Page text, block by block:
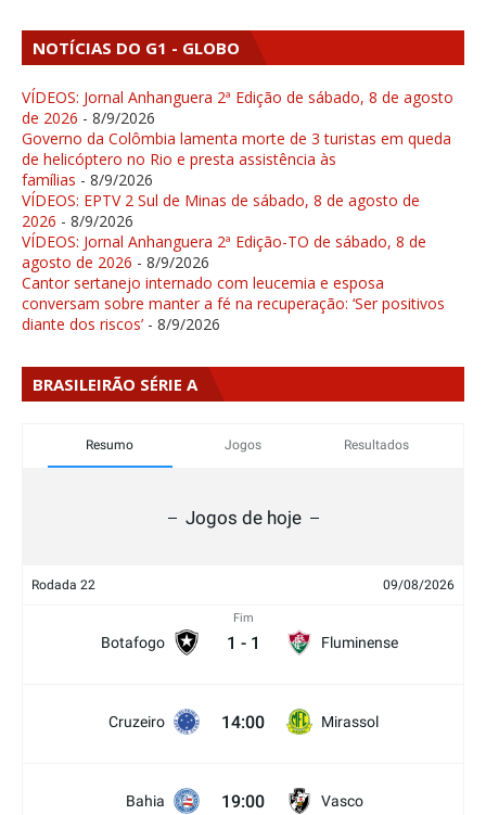
NOTÍCIAS DO G1 - GLOBO
VÍDEOS: Jornal Anhanguera 2ª Edição de sábado, 8 de agosto
de 2026 - 8/9/2026
Governo da Colômbia lamenta morte de 3 turistas em queda
de helicóptero no Rio e presta assistência às
famílias - 8/9/2026
VÍDEOS: EPTV 2 Sul de Minas de sábado, 8 de agosto de
2026 - 8/9/2026
VÍDEOS: Jornal Anhanguera 2ª Edição-TO de sábado, 8 de
agosto de 2026 - 8/9/2026
Cantor sertanejo internado com leucemia e esposa
conversam sobre manter a fé na recuperação: ‘Ser positivos
diante dos riscos’ - 8/9/2026
BRASILEIRÃO SÉRIE A
Resumo Jogos Resultados
Jogos de hoje
Rodada 22 09/08/2026
Botafogo
Fim
1 - 1 Fluminense
Cruzeiro 14:00 Mirassol
Bahia 19:00 Vasco